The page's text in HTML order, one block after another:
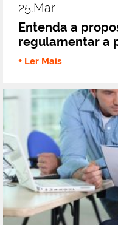
25.mar
Entenda a
regulamentar a
+ Ler Mais